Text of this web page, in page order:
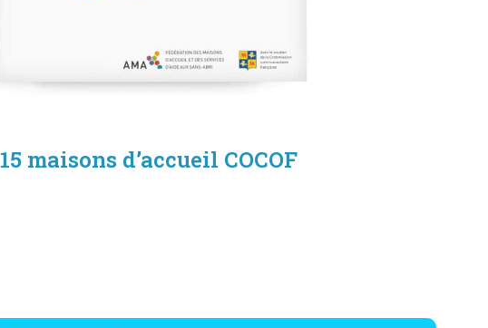
15 maisons d’accueil COCOF